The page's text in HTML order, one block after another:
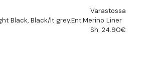
Varastossa
Black, Black/lt grey.Ent.Merino Liner
Sh. 24.90€